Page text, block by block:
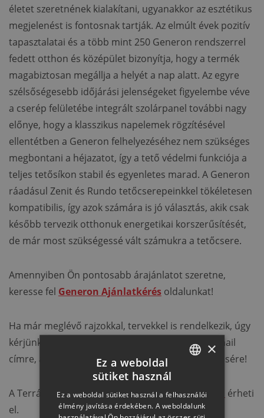
életet szeretnének kialakítani, ugyanakkor az esztétikus
megjelenést is fontosnak tartják. Az elmúlt évek pozitív
tapasztalatai és a több mint 250 Generon rendszerrel
fedett otthon és középület bizonyítja, hogy a termék
magabiztosan megállja a helyét a nap alatt. Az egyre
szélsőségesebb időjárási jelenségeket figyelembe véve
a cserép felületébe integrált szolárpanel további nagy
előnye, hogy a klasszikus napelemek rögzítésével
ellentétben a Generon felhelyezéséhez nem szükséges
megbontani a héjazatot, így a tető védelmi funkciója a
teljes tetősíkon stabil és egyenletes marad. A Generon
ráadásul Zenit és Rundo tetőcserepeinkkel tökéletesen
kompatibilis, így azok számára is jó választás, akik csak
később tervezik otthonuk energetikai korszerűsítését,
de már most szükségessé vált számukra a tetőcsere.
Amennyiben Ön pontosabb árajánlatot szeretne,
keresse fel Generon Ajánlatkérés oldalunkat!
Ha már meglévő rajzokkal, tervekkel is rendelkezik, úgy
kérjünk írjon a
kiszamoljuk@terranteto.hu
e-mail
címre, ahol szakértő Kollégáink állnak rendelkezésére!
A Terrán TetőKalkulátorterre a linkre kattintva
érheti
el.
HUNGARIAN
SLOVAK
×
Ez a weboldal
sütiket használ
Ez a weboldal sütiket használ a felhasználói
élmény javítása érdekében. A weboldalunk